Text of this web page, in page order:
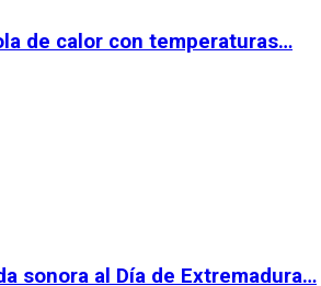
de calor con temperaturas…
sonora al Día de Extremadura…